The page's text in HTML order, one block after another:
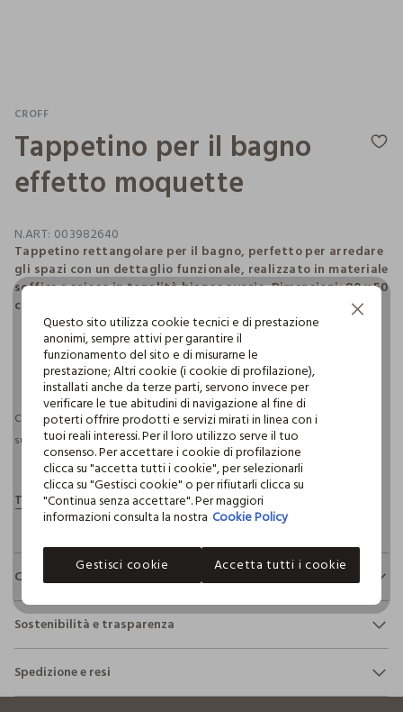
CROFF
Tappetino per il bagno
effetto moquette
N.ART: 003982640
Tappetino rettangolare per il bagno, perfetto per arredare
gli spazi con un dettaglio funzionale, realizzato in materiale
soffice e arioso in tonalità bianco avorio. Dimensioni: 80 x 50
cm.
pdp.loyalty.section.advantages
Consegna prevista entro il 09/08/2026 e spedizione gratuita per ordini
superiori a 30€ se possiedi una CROFF Club.Maggiori informazioni
Composizione e cura
Composizione:
100% POLIESTERE
Sostenibilità e trasparenza
Sicurezza
Il 100% dei nostri articoli viene sottoposto a test chimico-
fisici, per verificarne il rispetto dei limiti che abbiamo
Spedizione e resi
Questo sito utilizza cookie tecnici e di prestazione
anonimi, sempre attivi per garantire il
funzionamento del sito e di misurarne le
prestazione; Altri cookie (i cookie di profilazione),
installati anche da terze parti, servono invece per
verificare le tue abitudini di navigazione al fine di
poterti offrire prodotti e servizi mirati in linea con i
tuoi reali interessi. Per il loro utilizzo serve il tuo
consenso. Per accettare i cookie di profilazione
clicca su "accetta tutti i cookie", per selezionarli
clicca su "Gestisci cookie" o per rifiutarli clicca su
"Continua senza accettare". Per maggiori
informazioni consulta la nostra Cookie Policy
Gestisci cookie Accetta tutti i cookie
Continua senza accettare